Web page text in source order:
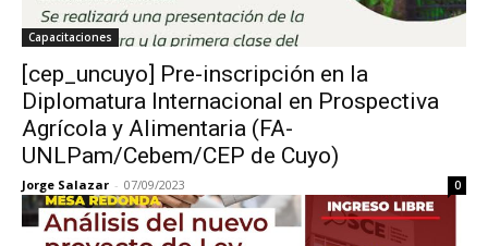
Capacitaciones
[cep_uncuyo] Pre-inscripción en la
Diplomatura Internacional en Prospectiva
Agrícola y Alimentaria (FA-
UNLPam/Cebem/CEP de Cuyo)
Jorge Salazar - 07/09/2023 0